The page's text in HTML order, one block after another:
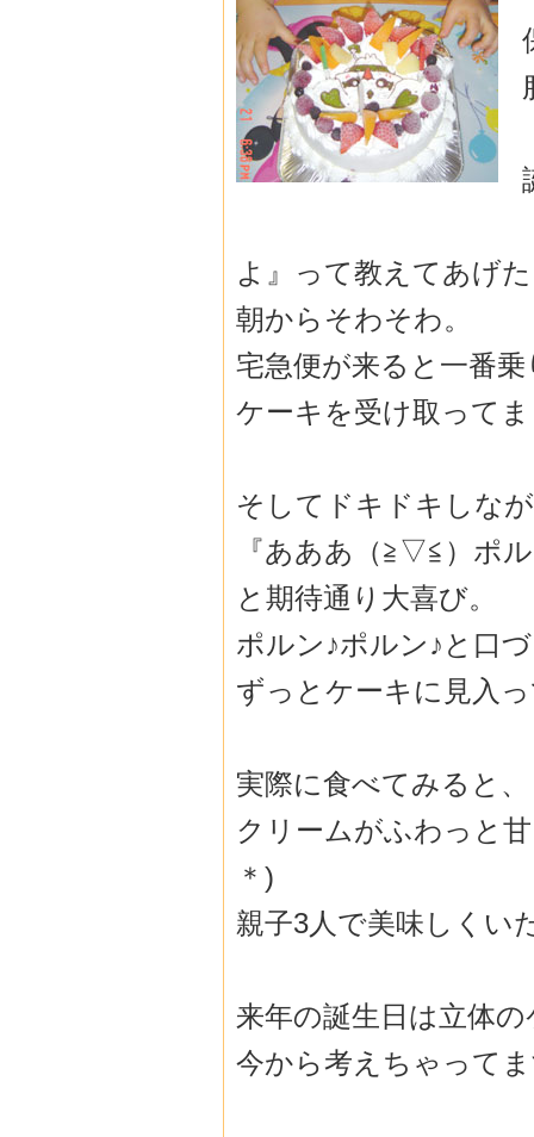
よ』って教えてあげ
朝からそわそわ。
宅急便が来ると一番
ケーキを受け取って
そしてドキドキしな
『あああ（≧▽≦）ポ
と期待通り大喜び。
ポルン♪ポルン♪と口
ずっとケーキに見入
実際に食べてみると、
クリームがふわっと
＊)
親子3人で美味しくい
来年の誕生日は立体
今から考えちゃって